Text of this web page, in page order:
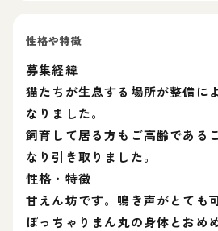
性格や特徴
募集経緯
猫たちが生息する場所が整備に
なりました。
飼育して居る方もご高齢である
なり引き取りました。
性格・特徴
甘えん坊です。鳴き声がとても
ぽっちゃりまん丸の身体とおめ